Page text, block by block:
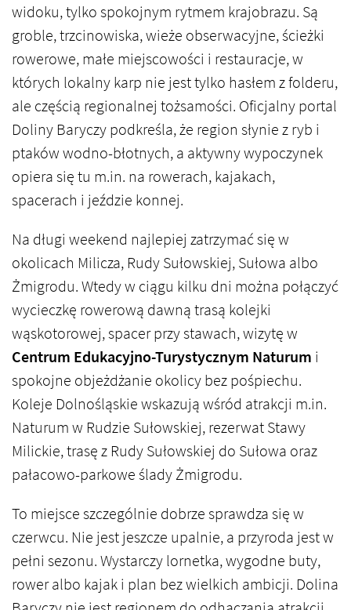
widoku, tylko spokojnym rytmem krajobrazu. Są
groble, trzcinowiska, wieże obserwacyjne, ścieżki
rowerowe, małe miejscowości i restauracje, w
których lokalny karp nie jest tylko hasłem z folderu,
ale częścią regionalnej tożsamości. Oficjalny portal
Doliny Baryczy podkreśla, że region słynie z ryb i
ptaków wodno-błotnych, a aktywny wypoczynek
opiera się tu m.in. na rowerach, kajakach,
spacerach i jeździe konnej.
Na długi weekend najlepiej zatrzymać się w
okolicach Milicza, Rudy Sułowskiej, Sułowa albo
Żmigrodu. Wtedy w ciągu kilku dni można połączyć
wycieczkę rowerową dawną trasą kolejki
wąskotorowej, spacer przy stawach, wizytę w
Centrum Edukacyjno-Turystycznym Naturum i
spokojne objeżdżanie okolicy bez pośpiechu.
Koleje Dolnośląskie wskazują wśród atrakcji m.in.
Naturum w Rudzie Sułowskiej, rezerwat Stawy
Milickie, trasę z Rudy Sułowskiej do Sułowa oraz
pałacowo-parkowe ślady Żmigrodu.
To miejsce szczególnie dobrze sprawdza się w
czerwcu. Nie jest jeszcze upalnie, a przyroda jest w
pełni sezonu. Wystarczy lornetka, wygodne buty,
rower albo kajak i plan bez wielkich ambicji. Dolina